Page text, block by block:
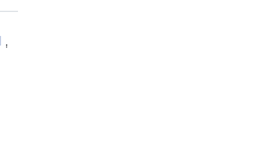
,